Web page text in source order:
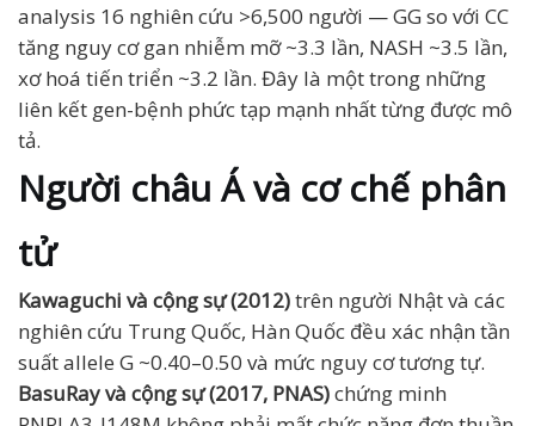
analysis 16 nghiên cứu >6,500 người — GG so với CC
tăng nguy cơ gan nhiễm mỡ ~3.3 lần, NASH ~3.5 lần,
xơ hoá tiến triển ~3.2 lần. Đây là một trong những
liên kết gen-bệnh phức tạp mạnh nhất từng được mô
tả.
Người châu Á và cơ chế phân
tử
Kawaguchi và cộng sự (2012)trên người Nhật và các
nghiên cứu Trung Quốc, Hàn Quốc đều xác nhận tần
suất allele G ~0.40–0.50 và mức nguy cơ tương tự.
BasuRay và cộng sự (2017, PNAS)chứng minh